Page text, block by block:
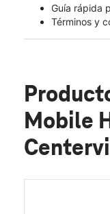
Guía rápida
Términos y
Mobile